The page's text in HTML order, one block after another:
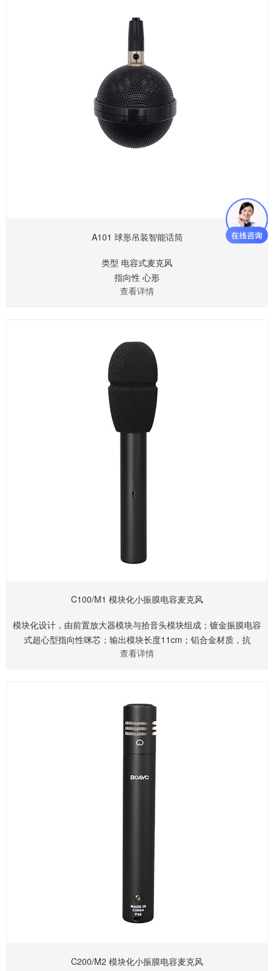
工作电流 ≤3mA
供电方式 48V幻象
连接方式 MINI卡农
尺寸 ∅53mm H 53.5mm
A101 球形吊装智能话筒
类型 电容式麦克风
指向性 心形
灵敏度 10mv/pa
最大声压级（THD<0.5%) 130dB SPL
使用温度 -10°-50°
工作电流 ≤3mA
供电方式 48V幻象
连接方式 MINI卡农
尺寸 ∅53mm H 53.5mm
查看详情
C100/M1 模块化小振膜电容麦克风
模块化设计，由前置放大器模块与拾音头模块组成；镀金振膜电容
式超心型指向性咪芯；输出模块长度11cm；铝合金材质，抗
RF/GSM射频干扰；提供XLR接口；
查看详情
C200/M2 模块化小振膜电容麦克风